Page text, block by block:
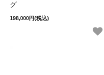
グ
198,000円(税込)